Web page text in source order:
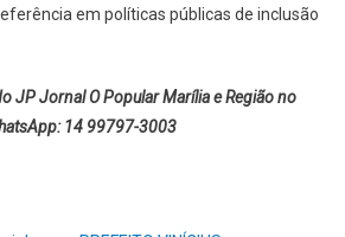
em políticas públicas de inclusão
JP Jornal O Popular Marília e Região no
14 99797-3003